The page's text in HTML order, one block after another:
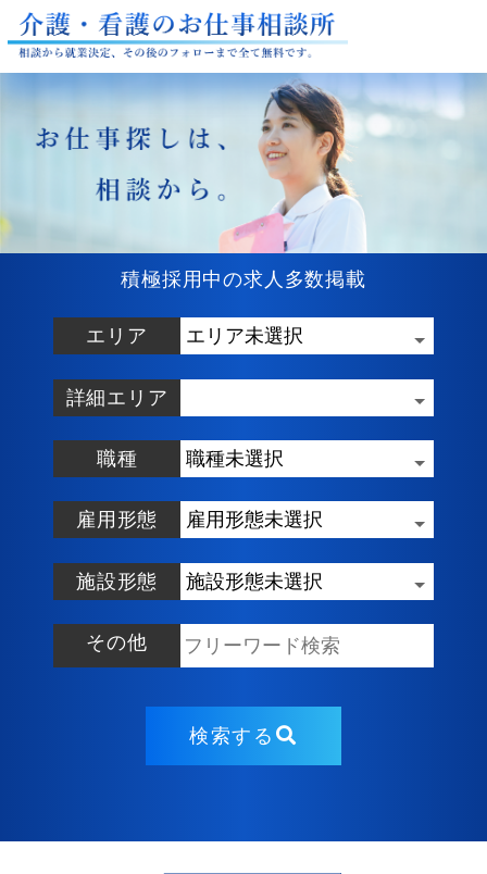
積極採用中の求人多数掲載
エリア
詳細エリア
職種
雇用形態
施設形態
その他
検索する